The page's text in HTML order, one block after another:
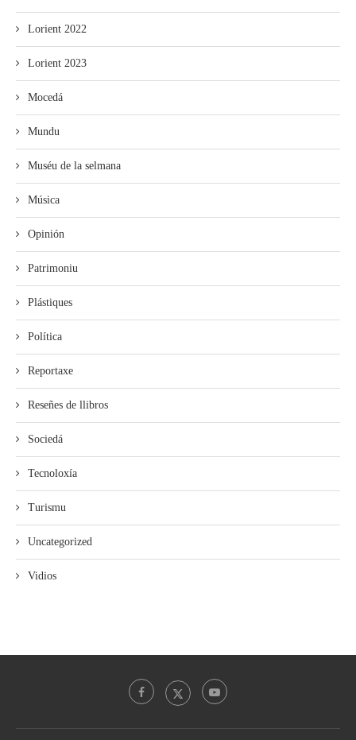
Lorient 2022
Lorient 2023
Mocedá
Mundu
Muséu de la selmana
Música
Opinión
Patrimoniu
Plástiques
Política
Reportaxe
Reseñes de llibros
Sociedá
Tecnoloxía
Turismu
Uncategorized
Vidios